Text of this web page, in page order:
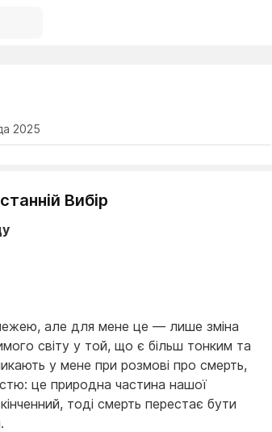
2025
Вибір
але для мене це — лише зміна
світу у той, що є більш тонким та
у мене при розмові про смерть,
це природна частина нашої
тоді смерть перестає бути